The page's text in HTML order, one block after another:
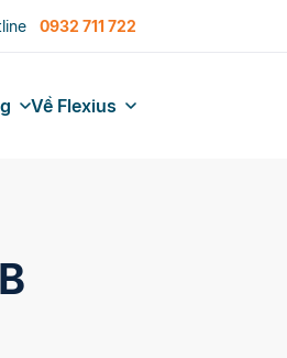
0932 711 722
Về Flexius